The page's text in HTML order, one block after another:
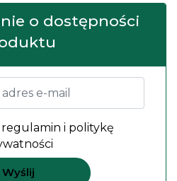
o dostępności
regulamin i politykę